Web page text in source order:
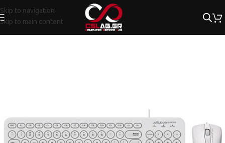
Skip to navigation
Skip to main content